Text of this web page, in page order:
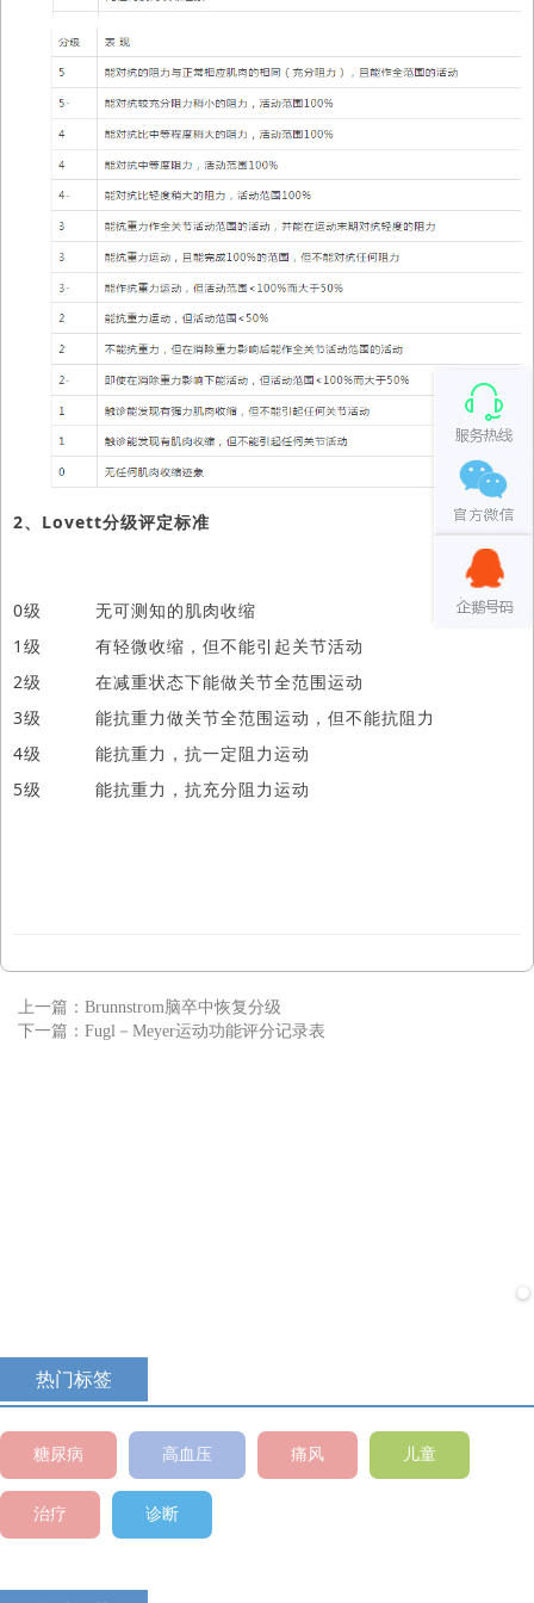
2、Lovett分级评定标准
0级 无可测知的肌肉收缩
1级 有轻微收缩，但不能引起关节活动
2级 在减重状态下能做关节全范围运动
3级 能抗重力做关节全范围运动，但不能抗阻力
4级 能抗重力，抗一定阻力运动
5级 能抗重力，抗充分阻力运动
上一篇： Brunnstrom脑卒中恢复分级
下一篇： Fugl－Meyer运动功能评分记录表
热门标签
糖尿病 高血压 痛风 儿童
治疗 诊断